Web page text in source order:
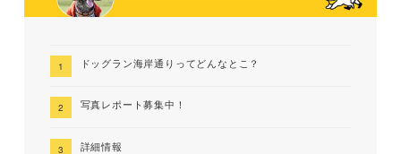
ドッグラン海岸通りってどんなとこ？
写真レポート募集中！
詳細情報